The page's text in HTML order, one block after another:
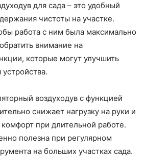
для сада – это удобный
чистоты на участке.
работа с ним была максимально
внимание на
которые могут улучшить
воздуходув с функцией
снижает нагрузку на руки и
при длительной работе.
полезна при регулярном
на больших участках сада.